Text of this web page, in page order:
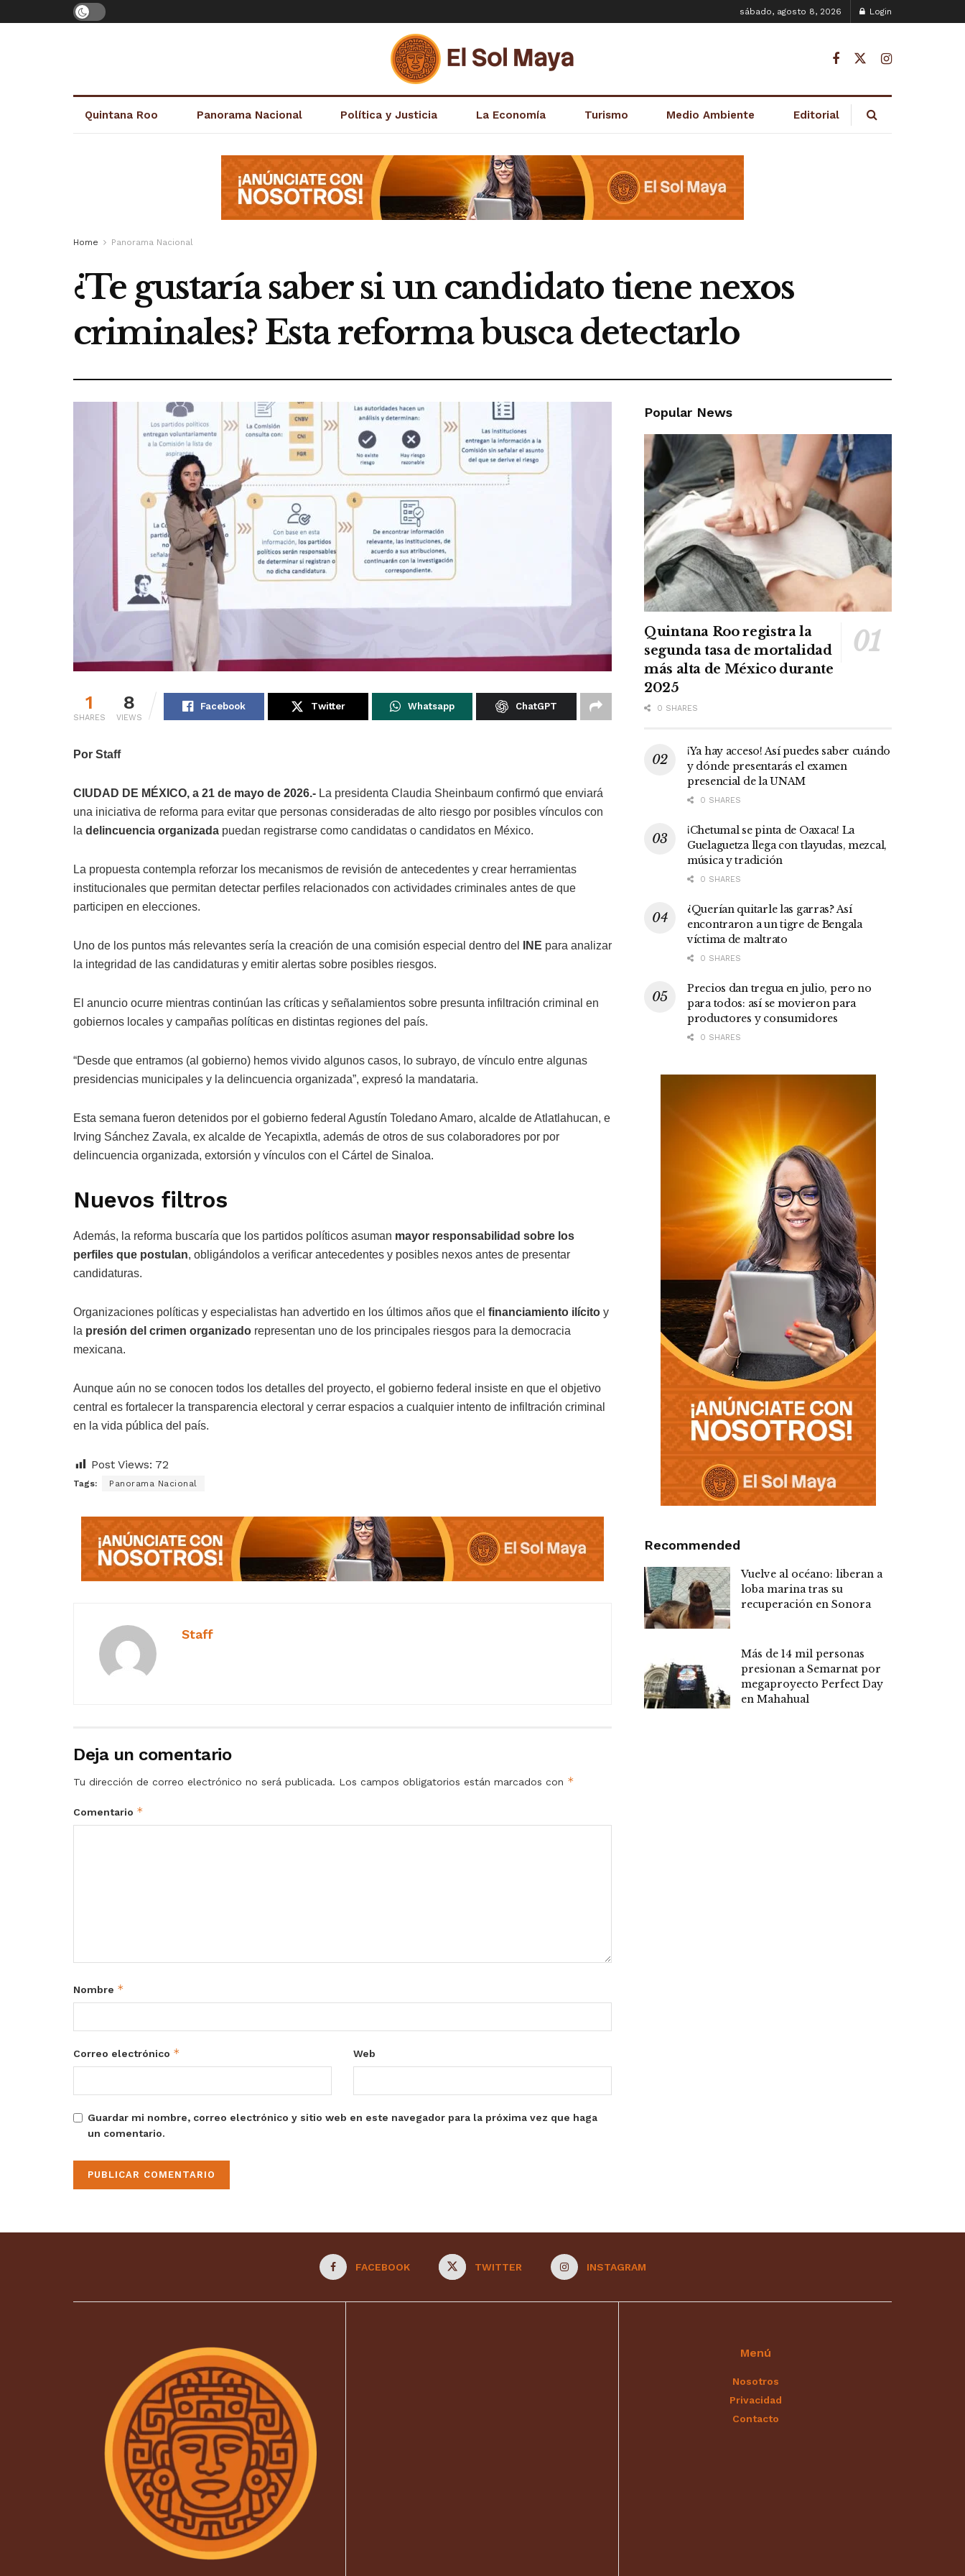
sábado, agosto 8, 2026 Login
Quintana Roo Panorama Nacional Política y Justicia La Economía Turismo Medio Ambiente Editorial
Home Panorama Nacional
¿Te gustaría saber si un candidato tiene nexos
criminales? Esta reforma busca detectarlo
1
SHARES
8
VIEWS
Facebook Twitter Whatsapp ChatGPT
Por Staff
CIUDAD DE MÉXICO, a 21 de mayo de 2026.- La presidenta Claudia Sheinbaum confirmó que enviará
una iniciativa de reforma para evitar que personas consideradas de alto riesgo por posibles vínculos con
la delincuencia organizada puedan registrarse como candidatas o candidatos en México.
La propuesta contempla reforzar los mecanismos de revisión de antecedentes y crear herramientas
institucionales que permitan detectar perfiles relacionados con actividades criminales antes de que
participen en elecciones.
Uno de los puntos más relevantes sería la creación de una comisión especial dentro del INE para analizar
la integridad de las candidaturas y emitir alertas sobre posibles riesgos.
El anuncio ocurre mientras continúan las críticas y señalamientos sobre presunta infiltración criminal en
gobiernos locales y campañas políticas en distintas regiones del país.
“Desde que entramos (al gobierno) hemos vivido algunos casos, lo subrayo, de vínculo entre algunas
presidencias municipales y la delincuencia organizada”, expresó la mandataria.
Esta semana fueron detenidos por el gobierno federal Agustín Toledano Amaro, alcalde de Atlatlahucan, e
Irving Sánchez Zavala, ex alcalde de Yecapixtla, además de otros de sus colaboradores por por
delincuencia organizada, extorsión y vínculos con el Cártel de Sinaloa.
Nuevos filtros
Además, la reforma buscaría que los partidos políticos asuman mayor responsabilidad sobre los
perfiles que postulan, obligándolos a verificar antecedentes y posibles nexos antes de presentar
candidaturas.
Organizaciones políticas y especialistas han advertido en los últimos años que el financiamiento ilícito y
la presión del crimen organizado representan uno de los principales riesgos para la democracia
mexicana.
Aunque aún no se conocen todos los detalles del proyecto, el gobierno federal insiste en que el objetivo
central es fortalecer la transparencia electoral y cerrar espacios a cualquier intento de infiltración criminal
en la vida pública del país.
Post Views: 72
Tags: Panorama Nacional
Staff
Deja un comentario
Tu dirección de correo electrónico no será publicada. Los campos obligatorios están marcados con *
Comentario *
Nombre *
Correo electrónico * Web
Guardar mi nombre, correo electrónico y sitio web en este navegador para la próxima vez que haga
un comentario.
Popular News
Quintana Roo registra la
segunda tasa de mortalidad
más alta de México durante
2025
0 SHARES
¡Ya hay acceso! Así puedes saber cuándo
y dónde presentarás el examen
presencial de la UNAM
0 SHARES
¡Chetumal se pinta de Oaxaca! La
Guelaguetza llega con tlayudas, mezcal,
música y tradición
0 SHARES
¿Querían quitarle las garras? Así
encontraron a un tigre de Bengala
víctima de maltrato
0 SHARES
Precios dan tregua en julio, pero no
para todos: así se movieron para
productores y consumidores
0 SHARES
Recommended
Vuelve al océano: liberan a
loba marina tras su
recuperación en Sonora
Más de 14 mil personas
presionan a Semarnat por
megaproyecto Perfect Day
en Mahahual
FACEBOOK TWITTER INSTAGRAM
Menú
Nosotros
Privacidad
Contacto